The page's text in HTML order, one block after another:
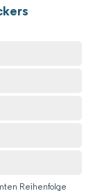
Reihenfolge